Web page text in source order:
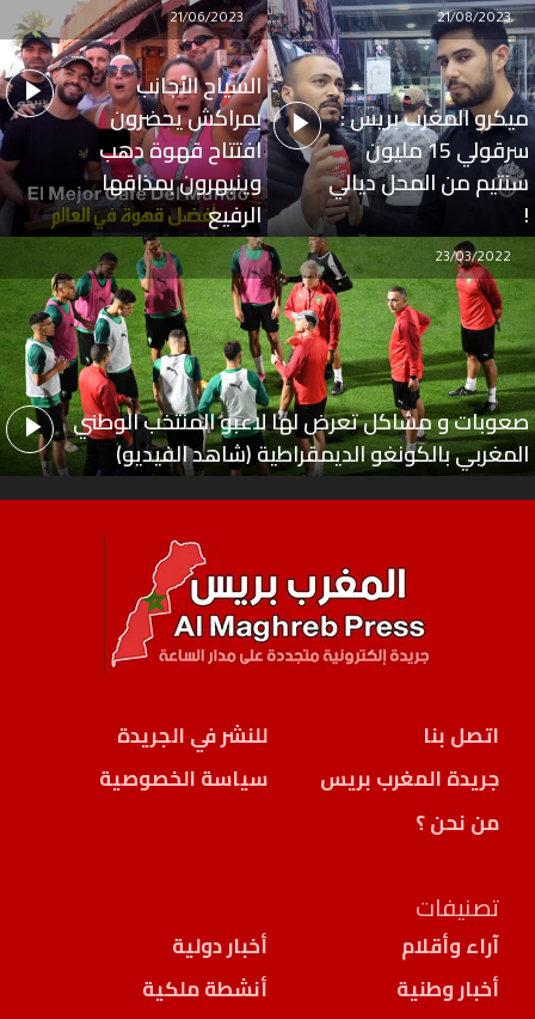
ميكرو المغرب بريس :
سرقولي 15 مليون
سنتيم من المحل ديالي
!
21/08/2023
السياح الأجانب
بمراكش يحضرون
افتتاح قهوة دهب
وينبهرون بمذاقها
الرفيع
21/06/2023
صعوبات و مشاكل تعرض لها لاعبو المنتخب الوطني
المغربي بالكونغو الديمقراطية (شاهد الفيديو)
23/03/2022
اتصل بنا
للنشر في الجريدة
جريدة المغرب بريس
سياسة الخصوصية
من نحن ؟
تصنيفات
آراء وأقلام
أخبار دولية
أخبار وطنية
أنشطة ملكية